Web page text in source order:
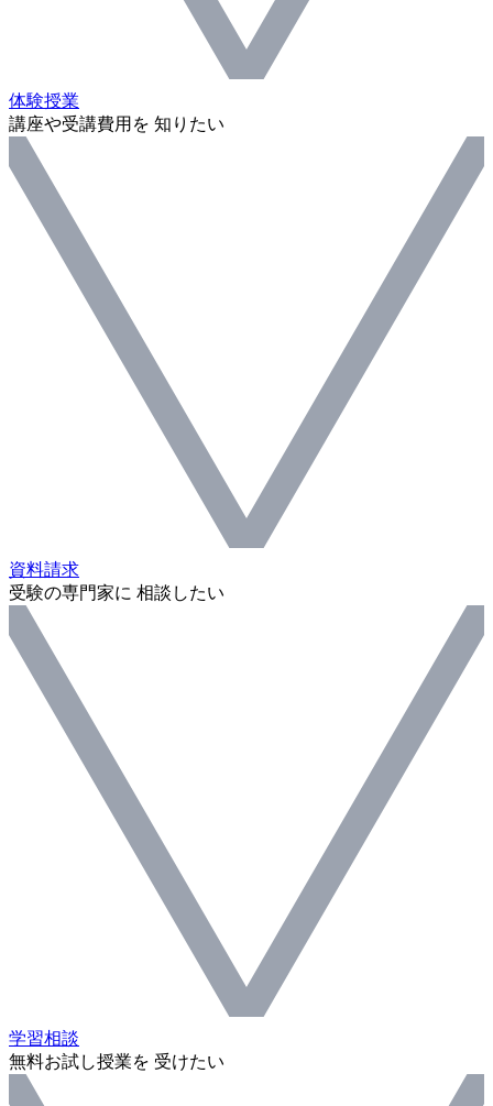
体験授業
講座や受講費用を 知りたい
資料請求
受験の専門家に 相談したい
学習相談
無料お試し授業を 受けたい